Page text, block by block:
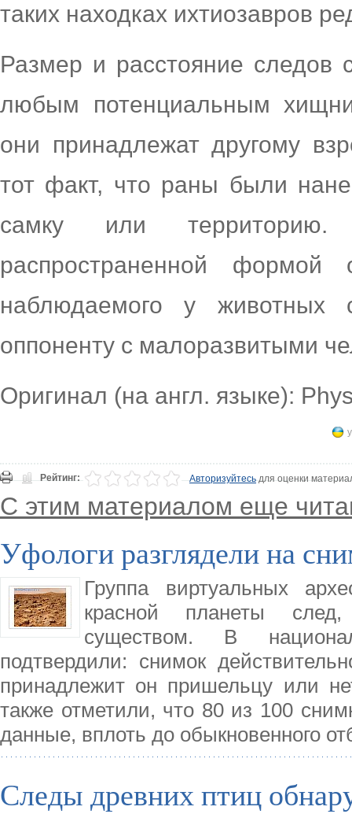
таких находках ихтиозавров
Размер и расстояние следов
любым потенциальным
они принадлежат другому
тот факт, что раны были
самку или
распространенной формой
наблюдаемого у животных
оппоненту с малоразвитыми
Оригинал (на англ. языке):
Рейтинг: Авторизуйтесьдля оценки
С этим материалом еще
Уфологи разглядели на
Группа виртуальных
красной планеты
существом. В
подтвердили: снимок
принадлежит он пришельцу или
также отметили, что 80 из 100
данные, вплоть до обыкновенного
Следы древних птиц